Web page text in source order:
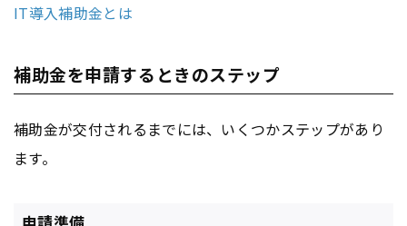
IT導入補助金とは
補助金を申請するときのステップ
補助金が交付されるまでには、いくつかステップがあり
ます。